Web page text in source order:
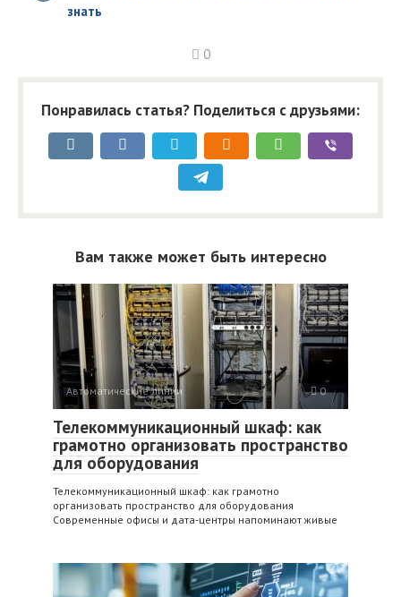
знать
0
Понравилась статья? Поделиться с друзьями:
Вам также может быть интересно
Автоматические линии 0
Телекоммуникационный шкаф: как
грамотно организовать пространство
для оборудования
Телекоммуникационный шкаф: как грамотно
организовать пространство для оборудования
Современные офисы и дата-центры напоминают живые